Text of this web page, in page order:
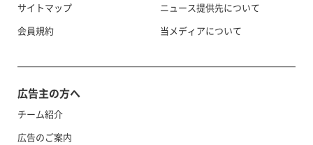
サイトマップ
会員規約
ニュース提供先について
当メディアについて
広告主の方へ
チーム紹介
広告のご案内